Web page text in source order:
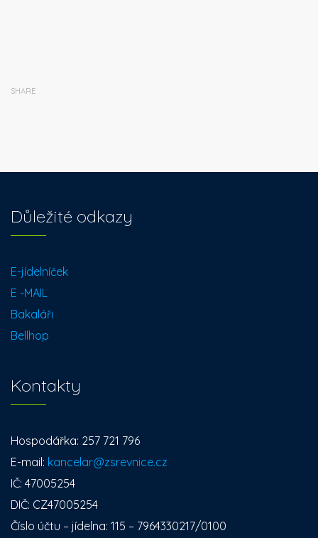
SHARE
Důležité odkazy
E-jídelníček
E -MAIL
Bakaláři
Bellhop
Kontakty
Hospodářka: 257 721 796
E-mail: kancelar@zsrevnice.cz
IČ: 47005254
DIČ: CZ47005254
Číslo účtu – jídelna: 115 – 7964330217/0100